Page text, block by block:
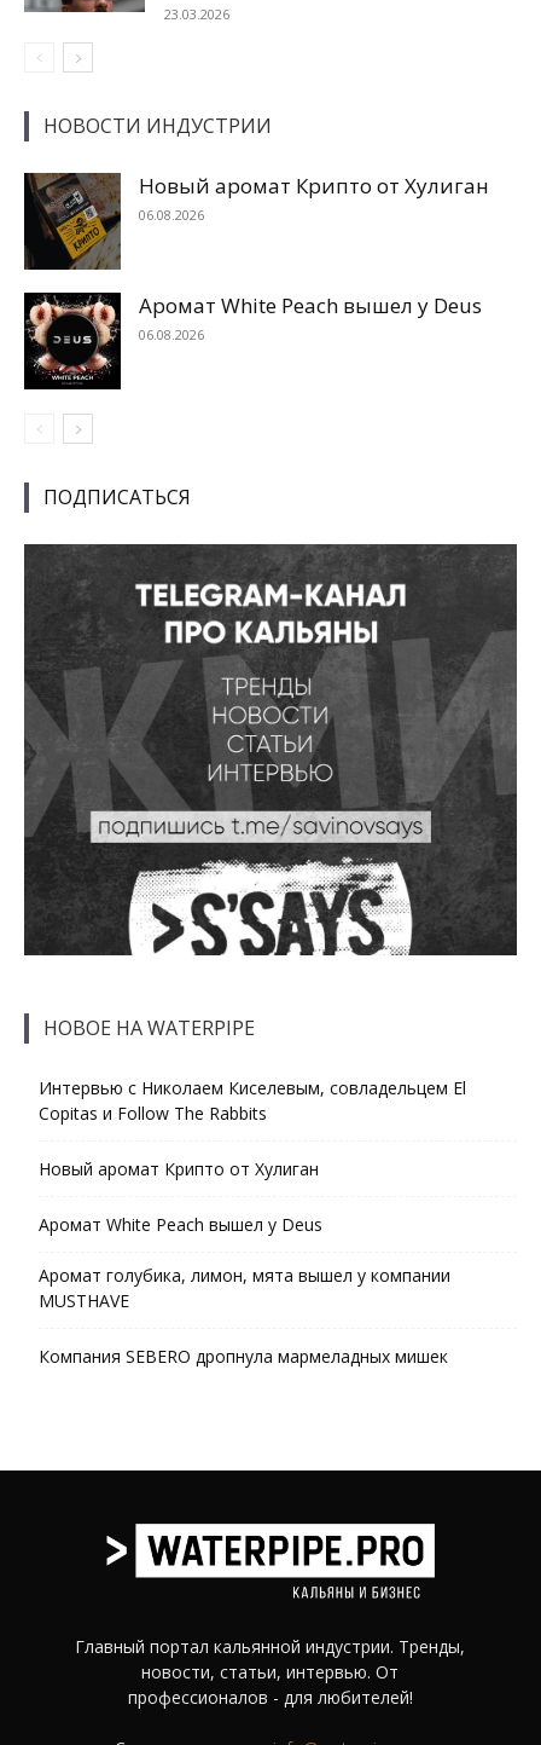
23.03.2026
НОВОСТИ ИНДУСТРИИ
Новый аромат Крипто от Хулиган
06.08.2026
Аромат White Peach вышел у Deus
06.08.2026
ПОДПИСАТЬСЯ
НОВОЕ НА WATERPIPE
Интервью с Николаем Киселевым, совладельцем El
Copitas и Follow The Rabbits
Новый аромат Крипто от Хулиган
Аромат White Peach вышел у Deus
Аромат голубика, лимон, мята вышел у компании
MUSTHAVE
Компания SEBERO дропнула мармеладных мишек
Главный портал кальянной индустрии. Тренды,
новости, статьи, интервью. От
профессионалов - для любителей!